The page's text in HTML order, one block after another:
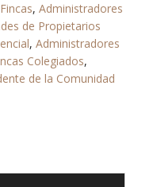
, Administradores
de Propietarios
, Administradores
Colegiados,
de la Comunidad